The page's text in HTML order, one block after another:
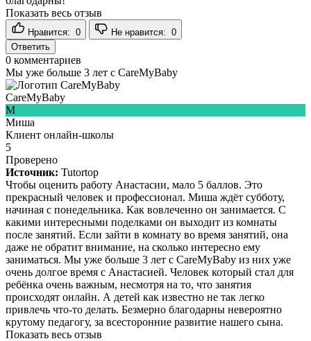
Показать весь отзыв
Нравится: 0 Не нравится: 0
Ответить
0 комментариев
Мы уже больше 3 лет с CareMyBaby
CareMyBaby
М
Миша
Клиент онлайн-школы
5
Проверено
Источник: Tutortop
Чтобы оценить работу Анастасии, мало 5 баллов. Это
прекрасный человек и профессионал. Миша ждёт субботу,
начиная с понедельника. Как вовлеченно он занимается. С
какими интересными поделками он выходит из комнаты
после занятий. Если зайти в комнату во время занятий, она
даже не обратит внимание, на сколько интересно ему
заниматься. Мы уже больше 3 лет с CareMyBaby из них уже
очень долгое время с Анастасией. Человек который стал для
ребёнка очень важным, несмотря на то, что занятия
происходят онлайн. А детей как известно не так легко
привлечь что-то делать. Безмерно благодарны невероятно
крутому педагогу, за всесторонние развитие нашего сына.
Показать весь отзыв